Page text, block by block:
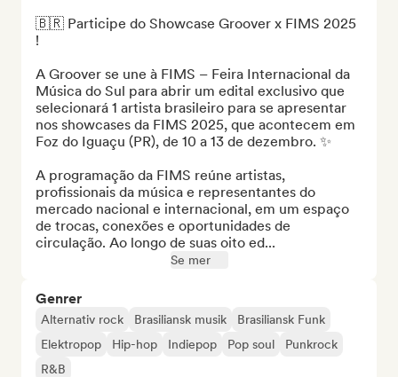
🇧🇷 Participe do Showcase Groover x FIMS 2025
!
A Groover se une à FIMS – Feira Internacional da
Música do Sul para abrir um edital exclusivo que
selecionará 1 artista brasileiro para se apresentar
nos showcases da FIMS 2025, que acontecem em
Foz do Iguaçu (PR), de 10 a 13 de dezembro. ✨
A programação da FIMS reúne artistas,
profissionais da música e representantes do
mercado nacional e internacional, em um espaço
de trocas, conexões e oportunidades de
circulação. Ao longo de suas oito ed...
Se mer
Genrer
Alternativ rock Brasiliansk musik
Brasiliansk Funk
Elektropop
Hip-hop Indiepop Pop soul
Punkrock
R&B